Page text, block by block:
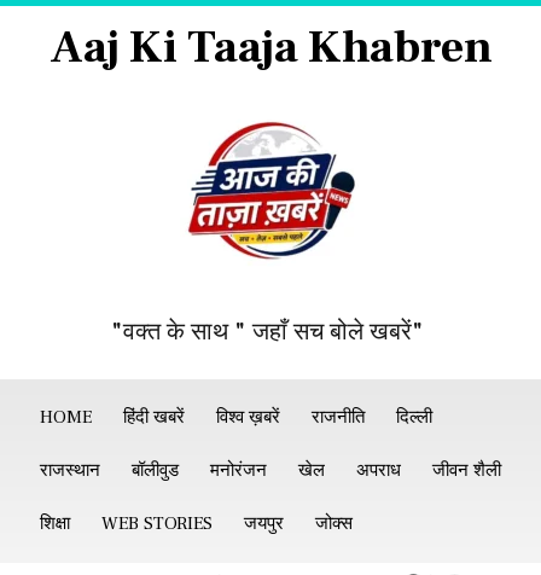
Aaj Ki Taaja Khabren
"वक्त के साथ " जहाँ सच बोले खबरें"
HOME हिंदी खबरें विश्व ख़बरें राजनीति दिल्ली
राजस्थान बॉलीवुड मनोरंजन खेल अपराध जीवन शैली
शिक्षा WEB STORIES जयपुर जोक्स